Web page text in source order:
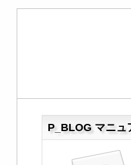
P_BLOG マニュ